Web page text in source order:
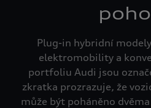
Plug-in hybridní
elektromobility a
portfoliu Audi jsou
zkratka prozrazuje, že
může být poháněno